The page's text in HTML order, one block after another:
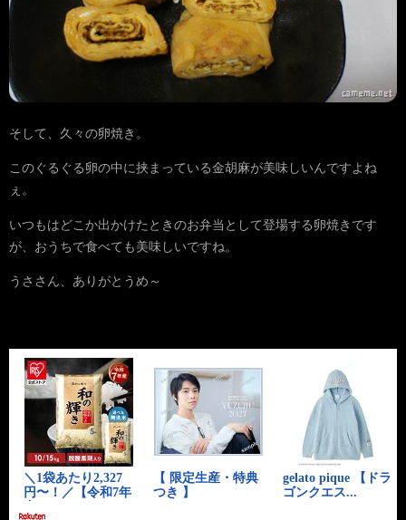
そして、久々の卵焼き。
このぐるぐる卵の中に挟まっている金胡麻が美味しいんですよね
ぇ。
いつもはどこか出かけたときのお弁当として登場する卵焼きです
が、おうちで食べても美味しいですね。
うささん、ありがとうめ～